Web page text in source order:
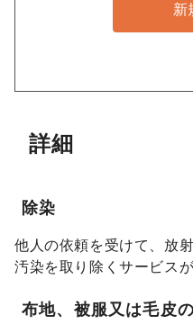
新
詳細
除染
他人の依頼を受けて、放
汚染を取り除くサービス
布地、被服又は毛皮